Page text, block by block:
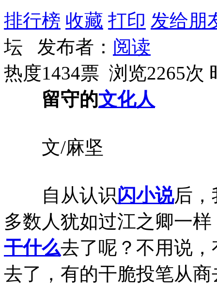
排行榜 收藏 打印 发给朋
坛 发布者： 阅读
热度1434票 浏览2265次
留守的文化人
文/麻坚
自从认识闪小说后，
多数人犹如过江之卿一
干什么去了呢？不用说
去了，有的干脆投笔从